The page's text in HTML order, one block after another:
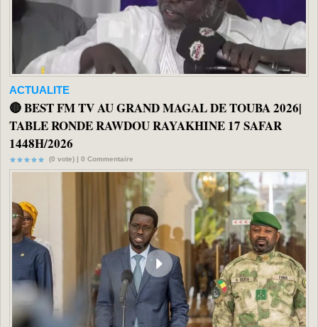
ACTUALITE
🔴 BEST FM TV AU GRAND MAGAL DE TOUBA 2026|
TABLE RONDE RAWDOU RAYAKHINE 17 SAFAR
1448H/2026
(0 vote) | 0 Commentaire